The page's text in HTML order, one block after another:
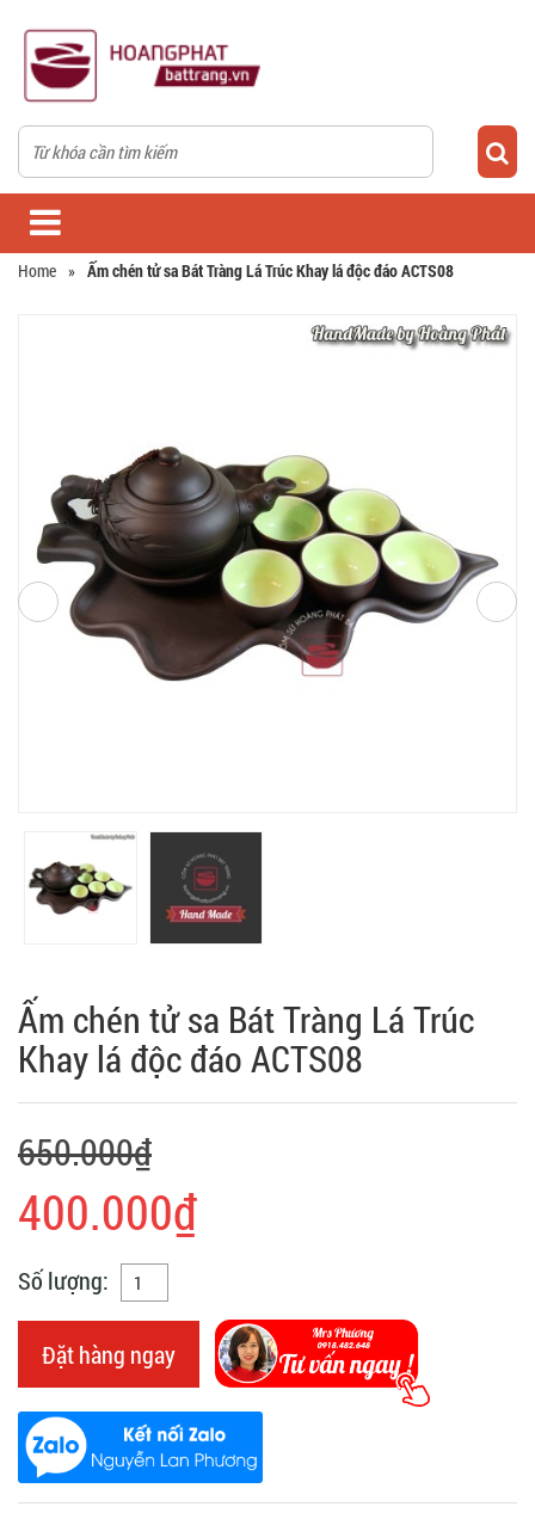
Home » Ấm chén tử sa Bát Tràng Lá Trúc Khay lá độc đáo ACTS08
Ấm chén tử sa Bát Tràng Lá Trúc
Khay lá độc đáo ACTS08
650.000₫
400.000₫
Số lượng:
Đặt hàng ngay